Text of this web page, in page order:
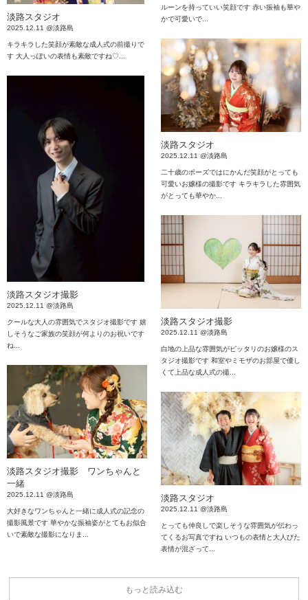
淡路スタジオ
2025.12.11 @淡路島
キラキラした笑顔が素敵な成人式の前撮りで
す 大人っぽいの表情も素敵ですね♡...
ルーンを持っていい笑顔です 赤い振袖も華や
かで可愛いで...
淡路スタジオ
2025.12.11 @淡路島
二十歳のポーズではにかんだ笑顔がとっても
可愛いお嬢様の撮影です キラキラした雰囲気
がとっても華やか...
淡路スタジオ撮影
2025.12.11 @淡路島
クールな大人の雰囲気でスタジオ撮影です 嬉
しそうなご家族の笑顔が何よりのお祝いです
ね...
淡路スタジオ撮影
2025.12.11 @淡路島
白地の上品な雰囲気がピッタリのお嬢様のス
タジオ撮影です 和室やミモザのお部屋で優し
くて上品な成人式の撮...
淡路スタジオ撮影 ワンちゃんと
一緒
2025.12.11 @淡路島
大好きなワンちゃんと一緒に成人式の記念の
撮影風景です 華やかな振袖姿がとてもお似合
いで素敵な撮影になりま...
淡路スタジオ
2025.12.11 @淡路島
とっても仲良しで楽しそうな雰囲気が伝わっ
てくるお写真ですね いつもの表情と大人びた
表情が混ざって...
もっと読み込む